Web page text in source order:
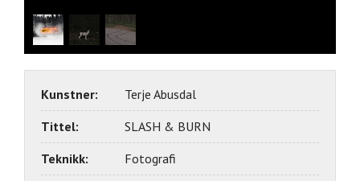
Kunstner:
Terje Abusdal
Tittel:
SLASH & BURN
Teknikk:
Fotografi